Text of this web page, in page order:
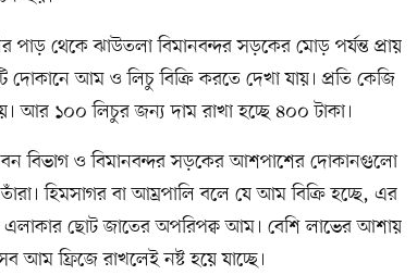
পাড় থেকে ঝাউতলা বিমানবন্দর সড়কের মোড় পর্যন্ত প্রায়
আম ও লিচু বিক্রি করতে দেখা যায়। প্রতি কেজি
আর ১০০ লিচুর জন্য দাম রাখা হচ্ছে ৪০০ টাকা।
বিভাগ ও বিমানবন্দর সড়কের আশপাশের দোকানগুলো
হিমসাগর বা আম্রপালি বলে যে আম বিক্রি হচ্ছে, এর
এলাকার ছোট জাতের অপরিপক্ব আম। বেশি লাভের আশায়
ফ্রিজে রাখলেই নষ্ট হয়ে যাচ্ছে।